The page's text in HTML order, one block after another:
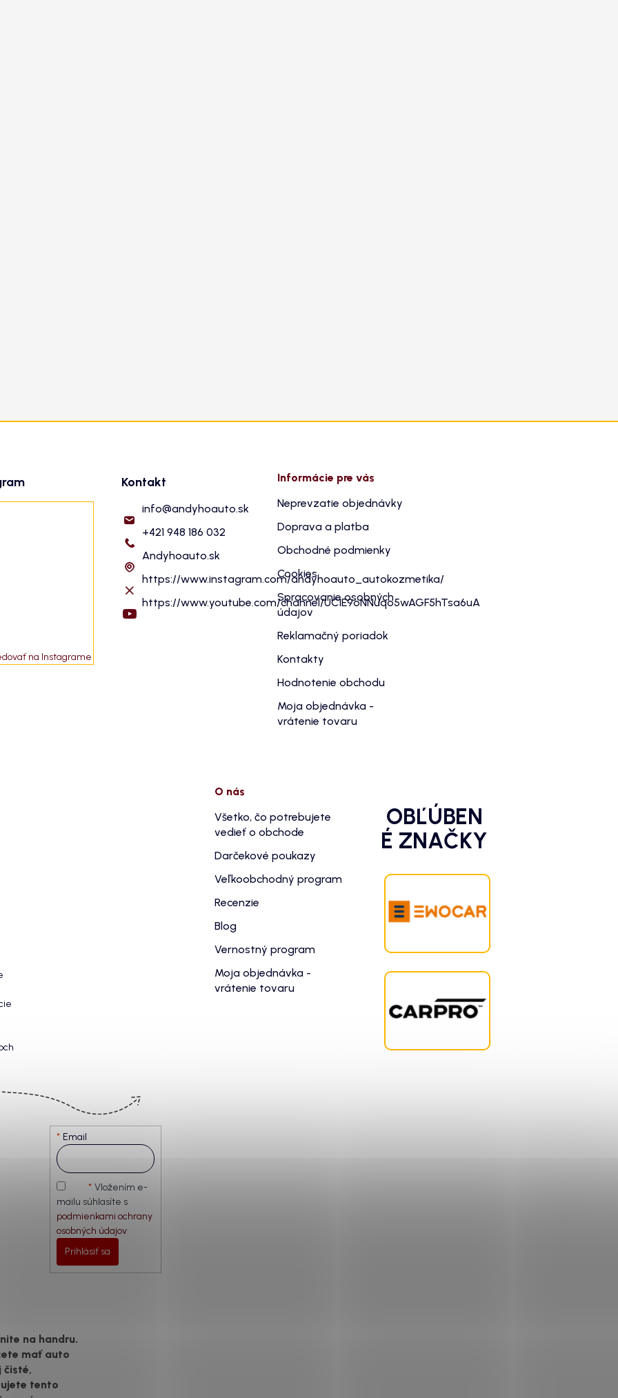
na Instagrame
Kontakt
info@andyhoauto.sk
+421 948 186 032
Andyhoauto.sk
https://www.instagram.com/andyhoauto_autokozmetika/
https://www.youtube.com/channel/UC1E9oNNuqo5wAGF5hTsa6uA
Informácie pre vás
Neprevzatie objednávky
Doprava a platba
Obchodné podmienky
Cookies
Spracovanie osobných
údajov
Reklamačný poriadok
Kontakty
Hodnotenie obchodu
Moja objednávka -
vrátenie tovaru
Email
Vložením e-
mailu súhlasíte s
podmienkami ochrany
osobných údajov
Prihlásiť sa
O nás
Všetko, čo potrebujete
vedieť o obchode
Darčekové poukazy
Veľkoobchodný program
Recenzie
Blog
Vernostný program
Moja objednávka -
vrátenie tovaru
OBĽÚBEN
É ZNAČKY
na handru.
mať auto
čisté,
tento